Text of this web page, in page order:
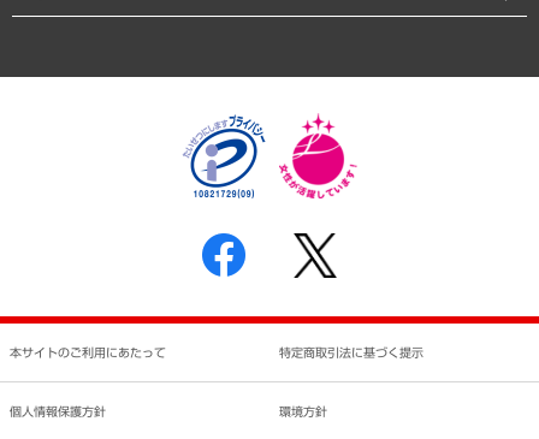
個人情報保護方針
反社会的勢力に対する基本方針
書面による個人情報の開示等の請求の手続きについて
本サイトのご利用にあたって 特定商取引法に基づく提示
個人情報保護方針 環境方針